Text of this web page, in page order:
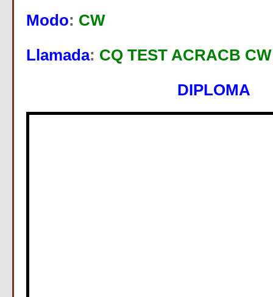
Modo: CW
Llamada: CQ TEST ACRACB CW
DIPLOMA